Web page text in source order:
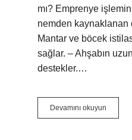
mı? Emprenye
nemden kaynaklanan
Mantar ve böcek
sağlar. – Ahşabın
destekler.…
Devamını okuyun
Sıvısı